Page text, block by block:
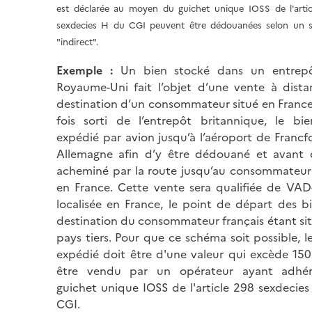
est déclarée au moyen du guichet unique IOSS de
sexdecies H du CGI peuvent être dédouanées selon un
"indirect".
Exemple :Un bien stocké dans un
Royaume-Uni fait l’objet d’une vente à
destination d’un consommateur situé en
fois sorti de l’entrepôt britannique, le
expédié par avion jusqu’à l’aéroport de
Allemagne afin d’y être dédouané et avant
acheminé par la route jusqu’au
en France. Cette vente sera qualifiée de
localisée en France, le point de départ des
destination du consommateur français étant
pays tiers. Pour que ce schéma soit possible,
expédié doit être d'une valeur qui excède
être vendu par un opérateur ayant
guichet unique IOSS de l'article 298
CGI.